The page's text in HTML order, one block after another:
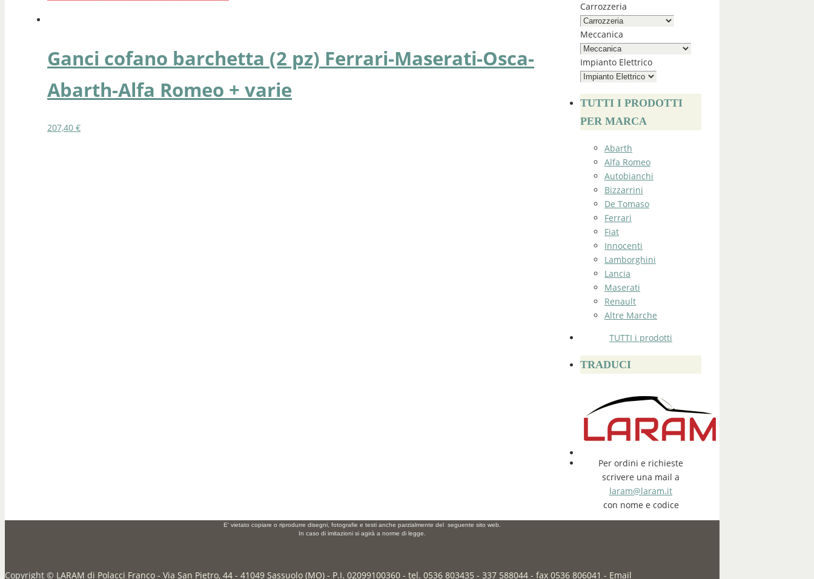
Ganci cofano barchetta (2 pz) Ferrari-Maserati-Osca-
Abarth-Alfa Romeo + varie
207,40 €
Carrozzeria
Meccanica
Impianto Elettrico
TUTTI I PRODOTTI
PER MARCA
Abarth
Alfa Romeo
Autobianchi
Bizzarrini
De Tomaso
Ferrari
Fiat
Innocenti
Lamborghini
Lancia
Maserati
Renault
Altre Marche
TUTTI i prodotti
TRADUCI
Per ordini e richieste
scrivere una mail a
laram@laram.it
con nome e codice
E' vietato copiare o riprodurre disegni, fotografie e testi anche parzialmente del seguente sito web.
In caso di imitazioni si agirà a norme di legge.
Copyright © LARAM di Polacci Franco - Via San Pietro, 44 - 41049 Sassuolo (MO) - P.I. 02099100360 - tel. 0536 803435 - 337 588044 - fax 0536 806041 - Email